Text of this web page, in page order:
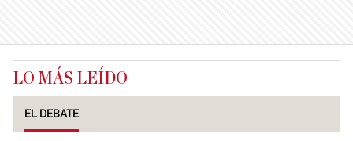
LO MÁS LEÍDO
EL DEBATE